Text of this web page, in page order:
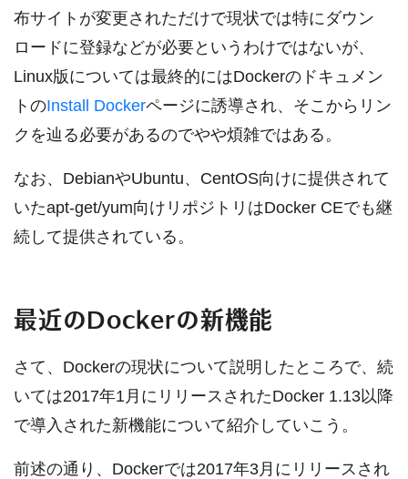
布サイトが変更されただけで現状では特にダウン
ロードに登録などが必要というわけではないが、
Linux版については最終的にはDockerのドキュメン
トのInstall Dockerページに誘導され、そこからリン
クを辿る必要があるのでやや煩雑ではある。
なお、DebianやUbuntu、CentOS向けに提供されて
いたapt-get/yum向けリポジトリはDocker CEでも継
続して提供されている。
最近のDockerの新機能
さて、Dockerの現状について説明したところで、続
いては2017年1月にリリースされたDocker 1.13以降
で導入された新機能について紹介していこう。
前述の通り、Dockerでは2017年3月にリリースされ